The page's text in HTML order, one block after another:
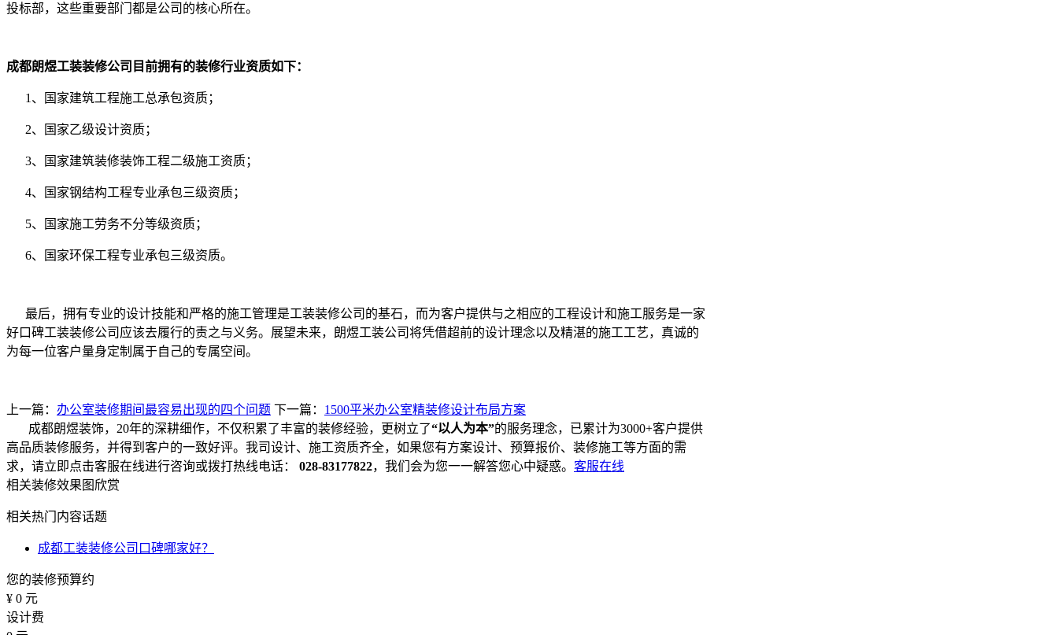
投标部，这些重要部门都是公司的核心所在。
成都朗煜工装装修公司目前拥有的装修行业资质如下：
1、国家建筑工程施工总承包资质；
2、国家乙级设计资质；
3、国家建筑装修装饰工程二级施工资质；
4、国家钢结构工程专业承包三级资质；
5、国家施工劳务不分等级资质；
6、国家环保工程专业承包三级资质。
最后，拥有专业的设计技能和严格的施工管理是工装装修公司的基石，而为客户提供与之相应的工程设计和施工服务是一家
好口碑工装装修公司应该去履行的责之与义务。展望未来，朗煜工装公司将凭借超前的设计理念以及精湛的施工工艺，真诚的
为每一位客户量身定制属于自己的专属空间。
上一篇： 办公室装修期间最容易出现的四个问题 下一篇： 1500平米办公室精装修设计布局方案
成都朗煜装饰，20年的深耕细作，不仅积累了丰富的装修经验，更树立了“以人为本”的服务理念，已累计为3000+客户提供
高品质装修服务，并得到客户的一致好评。我司设计、施工资质齐全，如果您有方案设计、预算报价、装修施工等方面的需
求，请立即点击客服在线进行咨询或拨打热线电话：
028-83177822，我们会为您一一解答您心中疑惑。 客服在线
相关装修效果图欣赏
相关热门内容话题
成都工装装修公司口碑哪家好？
您的装修预算约
¥ 0 元
设计费